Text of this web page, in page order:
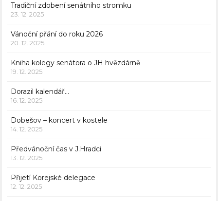
Tradiční zdobení senátního stromku
23. 12. 2025
Vánoční přání do roku 2026
20. 12. 2025
Kniha kolegy senátora o JH hvězdárně
19. 12. 2025
Dorazil kalendář…
16. 12. 2025
Dobešov – koncert v kostele
14. 12. 2025
Předvánoční čas v J.Hradci
13. 12. 2025
Přijetí Korejské delegace
12. 12. 2025